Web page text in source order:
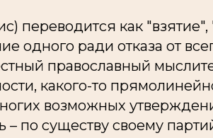
переводится как "взятие",
одного ради отказа от
православный
какого-то
возможных
– по существу своему